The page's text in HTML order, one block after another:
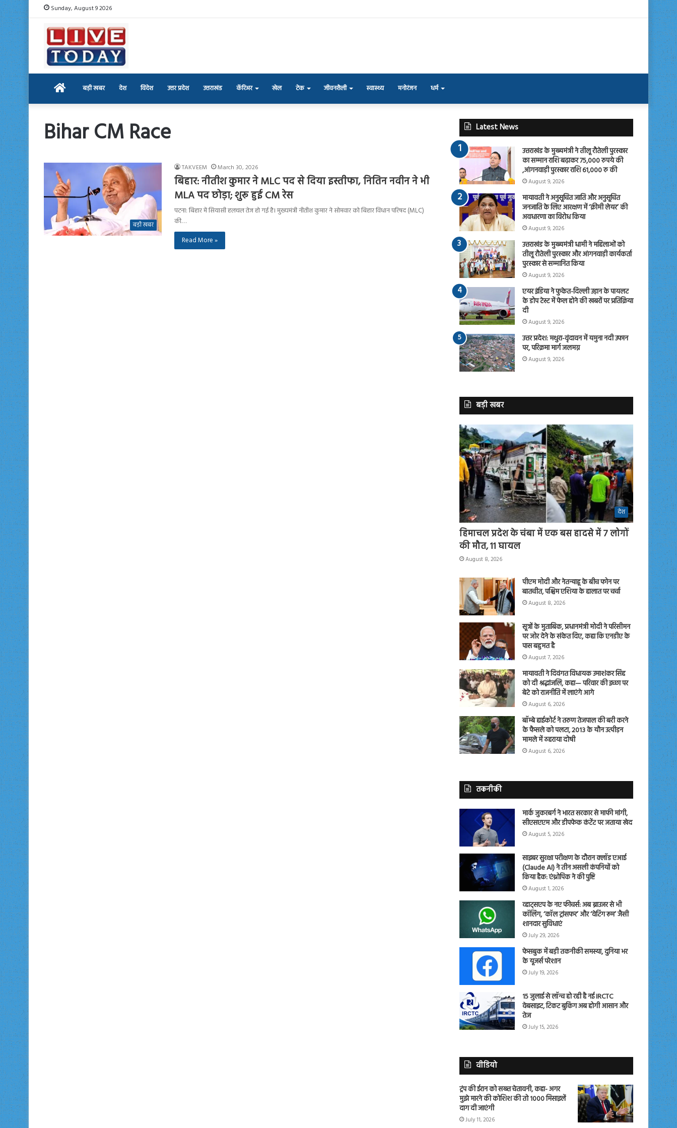
Sunday, August 9 2026
Home बड़ी खबर देश विदेश उत्तर प्रदेश उत्तराखंड कॅरिअर खेल टेक जीवनशैली स्वास्थ्य मनोरंजन धर्म
Bihar CM Race
बड़ी खबर
TAKVEEM March 30, 2026
बिहार: नीतीश कुमार ने MLC पद से दिया इस्तीफा, नितिन नवीन ने भी
MLA पद छोड़ा; शुरू हुई CM रेस
पटना: बिहार में सियासी हलचल तेज हो गई है। मुख्यमंत्री नीतीश कुमार ने सोमवार को बिहार विधान परिषद (MLC)
की…
Read More »
Latest News
उत्तराखंड के मुख्यमंत्री ने तीलू रौतेली पुरस्कार
का सम्मान राशि बढ़ाकर 75,000 रुपये की
,आंगनवाड़ी पुरस्कार राशि 61,000 रु की
August 9, 2026
मायावती ने अनुसूचित जाति और अनुसूचित
जनजाति के लिए आरक्षण में ‘क्रीमी लेयर’ की
अवधारणा का विरोध किया
August 9, 2026
उत्तराखंड के मुख्यमंत्री धामी ने महिलाओं को
तीलू रौतेली पुरस्कार और आंगनवाड़ी कार्यकर्ता
पुरस्कार से सम्मानित किया
August 9, 2026
एयर इंडिया ने फुकेत-दिल्ली उड़ान के पायलट
के डोप टेस्ट में फेल होने की खबरों पर प्रतिक्रिया
दी
August 9, 2026
उत्तर प्रदेश: मथुरा-वृंदावन में यमुना नदी उफान
पर, परिक्रमा मार्ग जलमग्न
August 9, 2026
बड़ी खबर
देश
हिमाचल प्रदेश के चंबा में एक बस हादसे में 7 लोगों
की मौत, 11 घायल
August 8, 2026
पीएम मोदी और नेतन्याहू के बीच फोन पर
बातचीत, पश्चिम एशिया के हालात पर चर्चा
August 8, 2026
सूत्रों के मुताबिक, प्रधानमंत्री मोदी ने परिसीमन
पर जोर देने के संकेत दिए, कहा कि एनडीए के
पास बहुमत है
August 7, 2026
मायावती ने दिवंगत विधायक उमाशंकर सिंह
को दी श्रद्धांजलि, कहा— परिवार की इच्छा पर
बेटे को राजनीति में लाएंगे आगे
August 6, 2026
बॉम्बे हाईकोर्ट ने तरुण तेजपाल की बरी करने
के फैसले को पलटा, 2013 के यौन उत्पीड़न
मामले में ठहराया दोषी
August 6, 2026
तकनीकी
मार्क जुकरबर्ग ने भारत सरकार से माफी मांगी,
सीएसएएम और डीपफेक कंटेंट पर जताया खेद
August 5, 2026
साइबर सुरक्षा परीक्षण के दौरान क्लॉड एआई
(Claude AI) ने तीन असली कंपनियों को
किया हैक: एंथ्रोपिक ने की पुष्टि
August 1, 2026
व्हाट्सएप के नए फीचर्स: अब ब्राउजर से भी
कॉलिंग, ‘कॉल ट्रांसफर’ और ‘वेटिंग रूम’ जैसी
शानदार सुविधाएं
July 29, 2026
फेसबुक में बड़ी तकनीकी समस्या, दुनिया भर
के यूजर्स परेशान
July 19, 2026
15 जुलाई से लॉन्च हो रही है नई IRCTC
वेबसाइट, टिकट बुकिंग अब होगी आसान और
तेज
July 15, 2026
वीडियो
ट्रंप की ईरान को सख्त चेतावनी, कहा- अगर
मुझे मारने की कोशिश की तो 1000 मिसाइलें
दाग दी जाएंगी
July 11, 2026